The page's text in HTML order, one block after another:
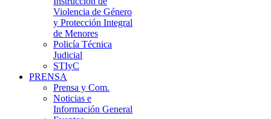
Violencia de Género
y Protección Integral
de Menores
Policía Técnica
Judicial
STIyC
PRENSA
Prensa y Com.
Noticias e
Información General